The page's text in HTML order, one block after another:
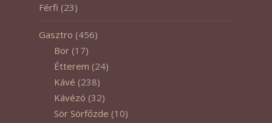
Férfi (23)
Gasztro (456)
Bor (17)
Étterem (24)
Kávé (238)
Kávézó (32)
Sör Sörfőzde (10)